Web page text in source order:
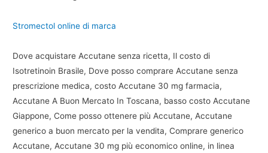
Stromectol online di marca
Dove acquistare Accutane senza ricetta, Il costo di
Isotretinoin Brasile, Dove posso comprare Accutane senza
prescrizione medica, costo Accutane 30 mg farmacia,
Accutane A Buon Mercato In Toscana, basso costo Accutane
Giappone, Come posso ottenere più Accutane, Accutane
generico a buon mercato per la vendita, Comprare generico
Accutane, Accutane 30 mg più economico online, in linea